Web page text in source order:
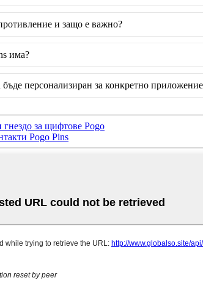
и защо е важно?
има?
персонализиран за конкретно
за щифтове Pogo
Pogo Pins